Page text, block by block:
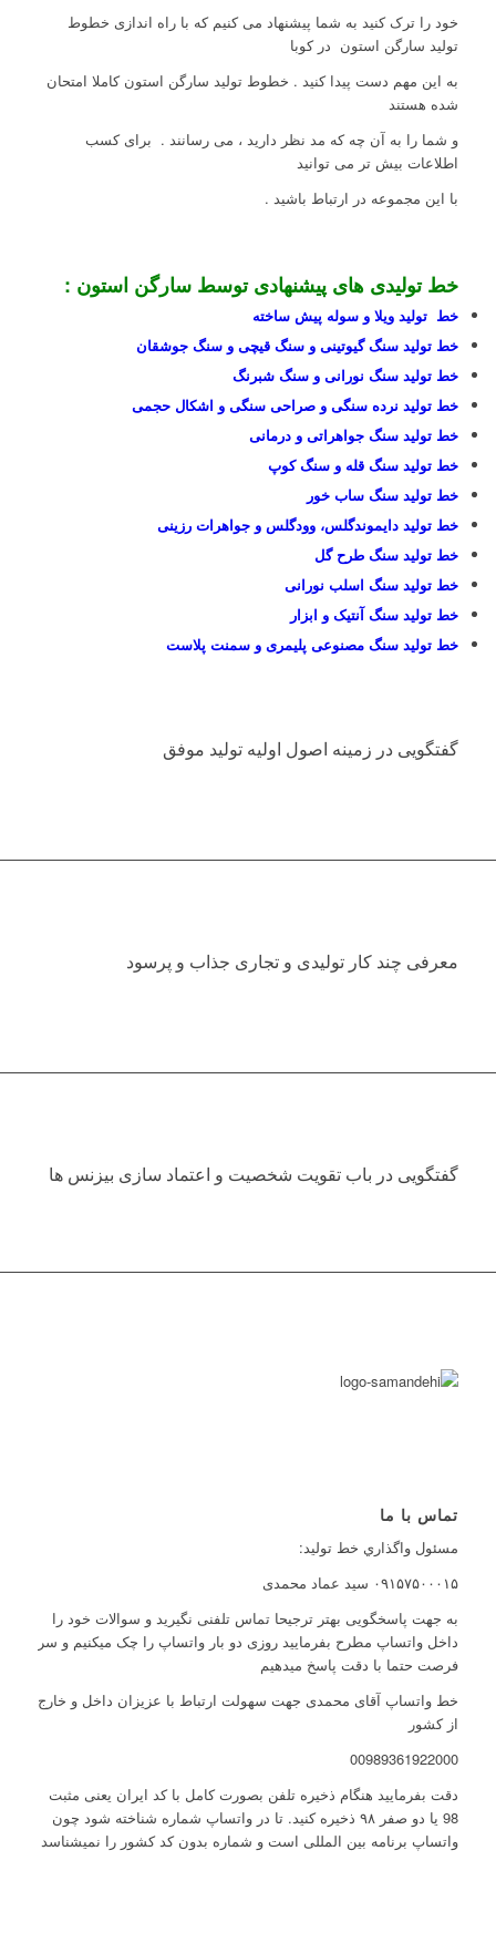
خود را ترک کنید به شما پیشنهاد می کنیم که با راه اندازی خطوط
تولید سارگن استون در کوبا
به این مهم دست پیدا کنید . خطوط تولید سارگن استون کاملا امتحان
شده هستند
و شما را به آن چه که مد نظر دارید ، می رسانند . برای کسب
اطلاعات بیش تر می توانید
با این مجموعه در ارتباط باشید .
خط تولیدی های پیشنهادی توسط سارگن استون :
خط تولید ویلا و سوله پیش ساخته
خط تولید سنگ گیوتینی و سنگ قیچی و سنگ جوشقان
خط تولید سنگ نورانی و سنگ شبرنگ
خط تولید نرده سنگی و صراحی سنگی و اشکال حجمی
خط تولید سنگ جواهراتی و درمانی
خط تولید سنگ قله و سنگ کوپ
خط تولید سنگ ساب خور
خط تولید دایموندگلس، وودگلس و جواهرات رزینی
خط تولید سنگ طرح گل
خط تولید سنگ اسلب نورانی
خط تولید سنگ آنتیک و ابزار
خط تولید سنگ مصنوعی پلیمری و سمنت پلاست
گفتگویی در زمینه اصول اولیه تولید موفق
معرفی چند کار تولیدی و تجاری جذاب و پرسود
گفتگویی در باب تقویت شخصیت و اعتماد سازی بیزنس ها
تماس با ما
مسئول واگذاري خط توليد:
۰۹۱۵۷۵۰۰۰۱۵ سید عماد محمدی
به جهت پاسخگویی بهتر ترجیحا تماس تلفنی نگیرید و سوالات خود را
داخل واتساپ مطرح بفرمایید روزی دو بار واتساپ را چک میکنیم و سر
فرصت حتما با دقت پاسخ میدهیم
خط واتساپ آقای محمدی جهت سهولت ارتباط با عزیزان داخل و خارج
از کشور
00989361922000
دقت بفرمایید هنگام ذخیره تلفن بصورت کامل با کد ایران یعنی مثبت
98 یا دو صفر ۹۸ ذخیره کنید. تا در واتساپ شماره شناخته شود چون
واتساپ برنامه بین المللی است و شماره بدون کد کشور را نمیشناسد